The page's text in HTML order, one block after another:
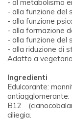
- al metabolismo
- alla funzione del
- alla funzione
- alla formazione
- alla funzione del
- alla riduzione di
Adatto a
Ingredienti
Edulcorante:
B12
ciliegia.